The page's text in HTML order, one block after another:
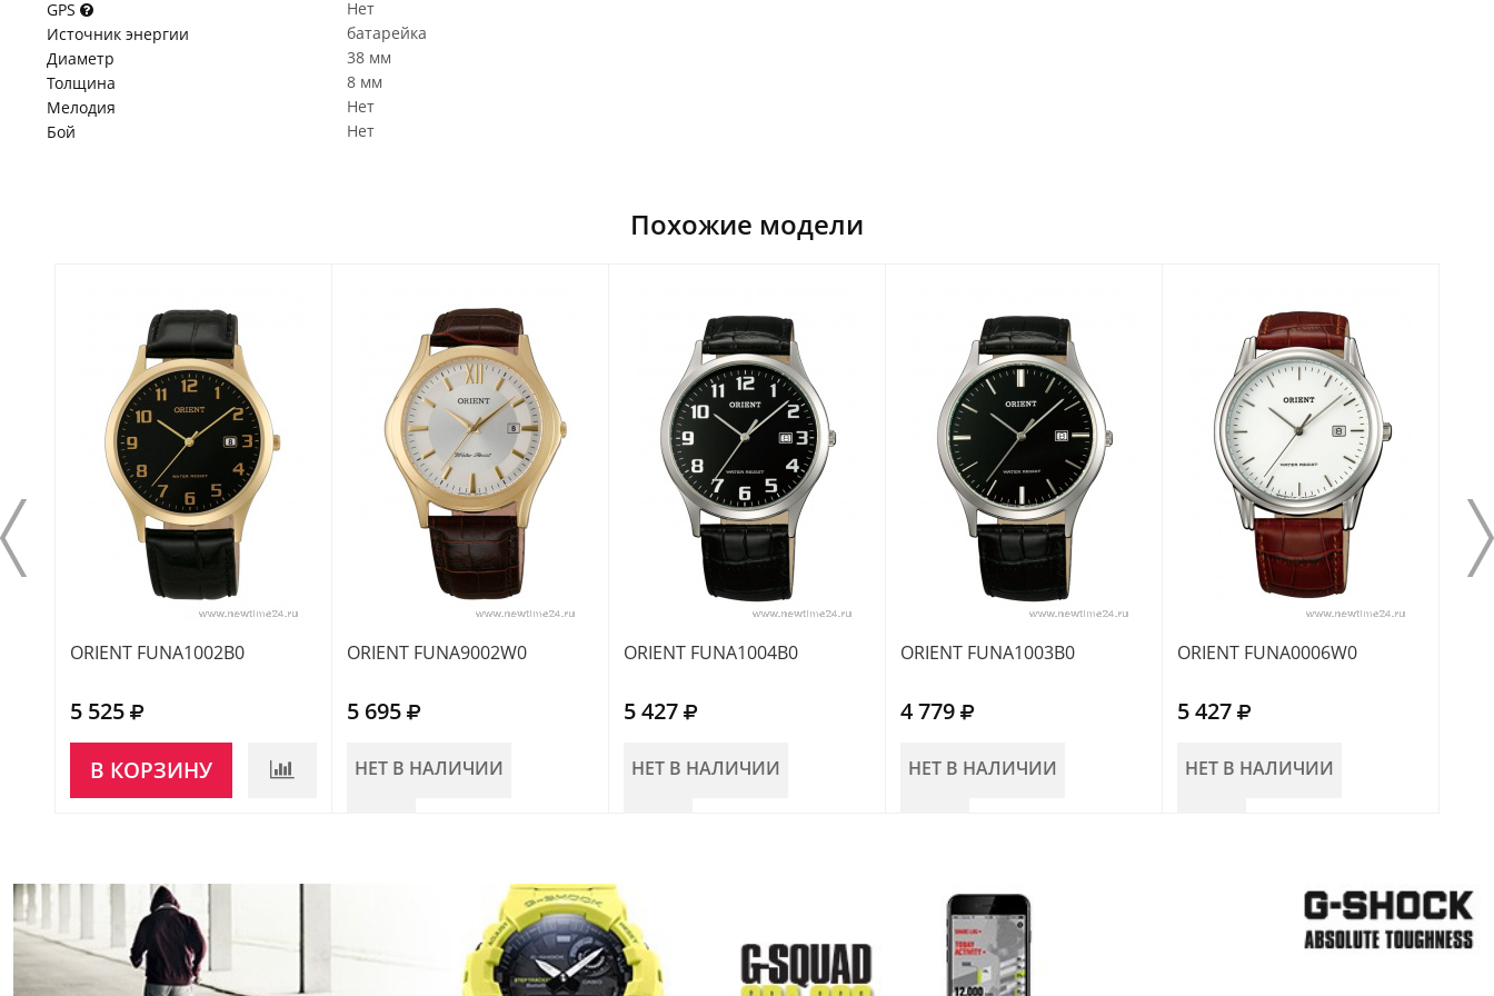
GPS
Нет
Источник энергии
батарейка
Диаметр
38 мм
Толщина
8 мм
Мелодия
Нет
Бой
Нет
Похожие модели
ORIENT FUNA1002B0
5 525
В КОРЗИНУ
ORIENT FUNA9002W0
5 695
НЕТ В НАЛИЧИИ
ORIENT FUNA1004B0
5 427
НЕТ В НАЛИЧИИ
ORIENT FUNA1003B0
4 779
НЕТ В НАЛИЧИИ
ORIENT FUNA0006W0
5 427
НЕТ В НАЛИЧИИ